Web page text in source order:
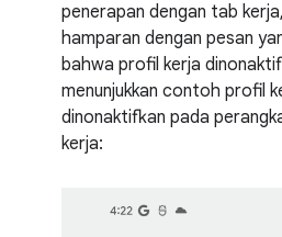
penerapan dengan tab
hamparan dengan pesan
bahwa profil kerja
menunjukkan contoh profil
dinonaktifkan pada
kerja: